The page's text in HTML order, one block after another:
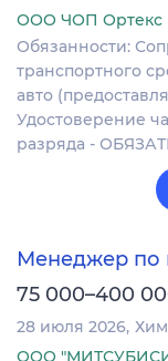
ООО ЧОП Ортекс
Обязанности:
транспортного
авто
Удостоверение
разряда -
Менеджер по
75 000–400
28 июля 2026
ООО